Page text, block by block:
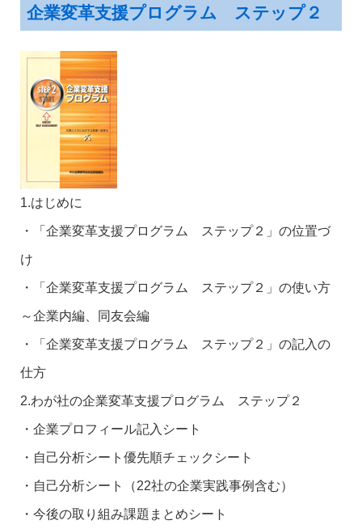
企業変革支援プログラム ステップ２
1.はじめに
・「企業変革支援プログラム ステップ２」の位置づ
け
・「企業変革支援プログラム ステップ２」の使い方
～企業内編、同友会編
・「企業変革支援プログラム ステップ２」の記入の
仕方
2.わが社の企業変革支援プログラム ステップ２
・企業プロフィール記入シート
・自己分析シート優先順チェックシート
・自己分析シート（22社の企業実践事例含む）
・今後の取り組み課題まとめシート